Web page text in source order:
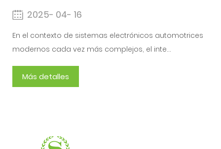
2025- 04- 16
En el contexto de sistemas electrónicos automotrices
modernos cada vez más complejos, el inte...
Más detalles